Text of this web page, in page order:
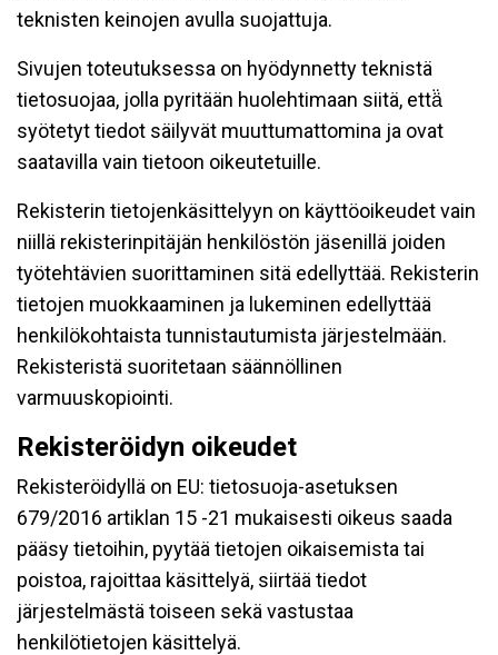
teknisten keinojen avulla suojattuja.
Sivujen toteutuksessa on hyödynnetty teknistä
tietosuojaa, jolla pyritään huolehtimaan siitä, että̈
syötetyt tiedot säilyvät muuttumattomina ja ovat
saatavilla vain tietoon oikeutetuille.
Rekisterin tietojenkäsittelyyn on käyttöoikeudet vain
niillä rekisterinpitäjän henkilöstön jäsenillä joiden
työtehtävien suorittaminen sitä edellyttää. Rekisterin
tietojen muokkaaminen ja lukeminen edellyttää
henkilökohtaista tunnistautumista järjestelmään.
Rekisteristä suoritetaan säännöllinen
varmuuskopiointi.
Rekisteröidyn oikeudet
Rekisteröidyllä on EU: tietosuoja-asetuksen
679/2016 artiklan 15 -21 mukaisesti oikeus saada
pääsy tietoihin, pyytää tietojen oikaisemista tai
poistoa, rajoittaa käsittelyä, siirtää tiedot
järjestelmästä toiseen sekä vastustaa
henkilötietojen käsittelyä.